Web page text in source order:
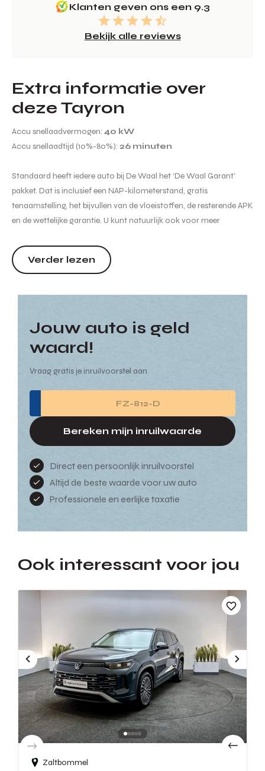
Klanten geven ons een 9.3
Bekijk alle reviews
Extra informatie over
deze Tayron
Accu snellaadvermogen: 40 kW
Accu snellaadtijd (10%-80%): 26 minuten
Standaard heeft iedere auto bij De Waal het ‘De Waal Garant’
pakket. Dat is inclusief een NAP-kilometerstand, gratis
tenaamstelling, het bijvullen van de vloeistoffen, de resterende APK
en de wettelijke garantie. U kunt natuurlijk ook voor meer
verschillende afleverpakketten en de bijbehorende meerprijs
hiervan. Hoewel de in...
Verder lezen
Jouw auto is geld
waard!
Vraag gratis je inruilvoorstel aan
Bereken mijn inruilwaarde
Direct een persoonlijk inruilvoorstel
Altijd de beste waarde voor uw auto
Professionele en eerlijke taxatie
Ook interessant voor jou
Zaltbommel